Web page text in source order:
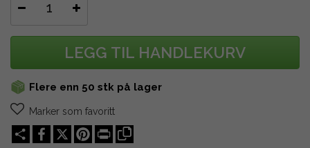
LEGG TIL HANDLEKURV
Flere enn 50 stk på lager
Marker som favoritt
Share
X Pinterest
Print